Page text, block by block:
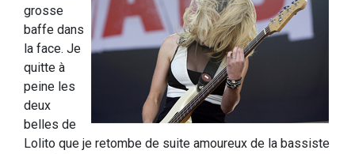
grosse
baffe dans
la face. Je
quitte à
peine les
deux
belles de
Lolito que je retombe de suite amoureux de la bassiste